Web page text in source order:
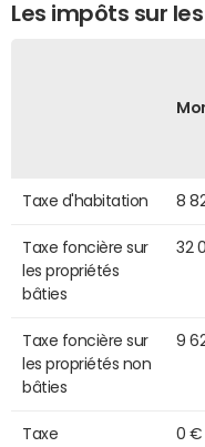
Les impôts sur
Taxe d'habitation 8
Taxe foncière sur
les propriétés
bâties
32
Taxe foncière sur
les propriétés non
bâties
9
Taxe
0 €